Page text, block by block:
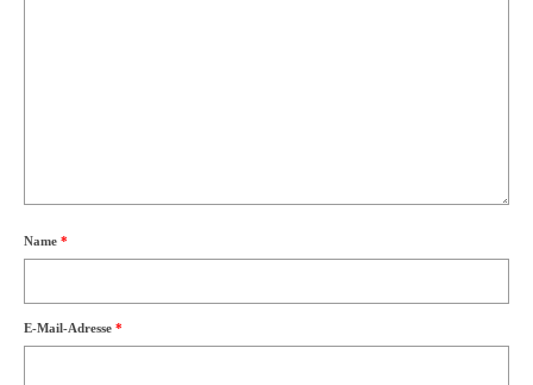
Name *
E-Mail-Adresse *